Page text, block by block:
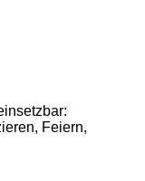
Feiern,